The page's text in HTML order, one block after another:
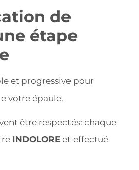
de
étape
et progressive pour
votre épaule.
être respectés: chaque
INDOLORE et effectué